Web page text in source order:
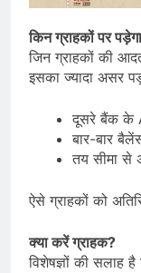
किन ग्राहकों पर
जिन ग्राहकों की
इसका ज्यादा असर
दूसरे बैंक के
बार-बार
तय सीमा से
ऐसे ग्राहकों को
क्या करें ग्राहक?
विशेषज्ञों की सलाह